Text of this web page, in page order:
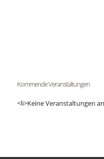
Kommende Veranstaltungen
<li>Keine Veranstaltungen